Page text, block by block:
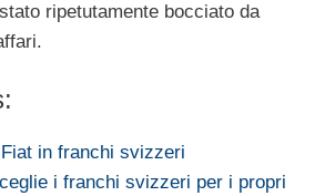
ripetutamente bocciato da
in franchi svizzeri
i franchi svizzeri per i propri